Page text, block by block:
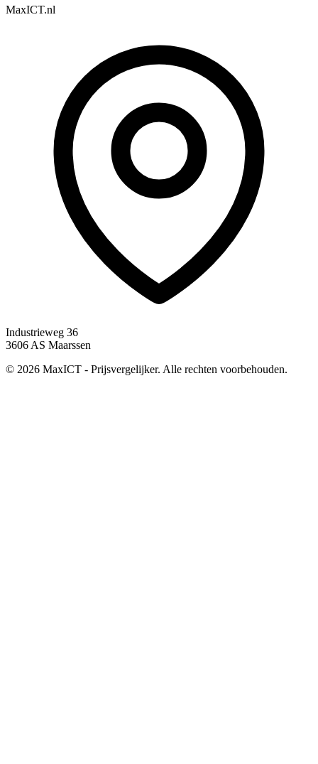
MaxICT.nl
Industrieweg 36
3606 AS Maarssen
© 2026 MaxICT - Prijsvergelijker. Alle rechten voorbehouden.